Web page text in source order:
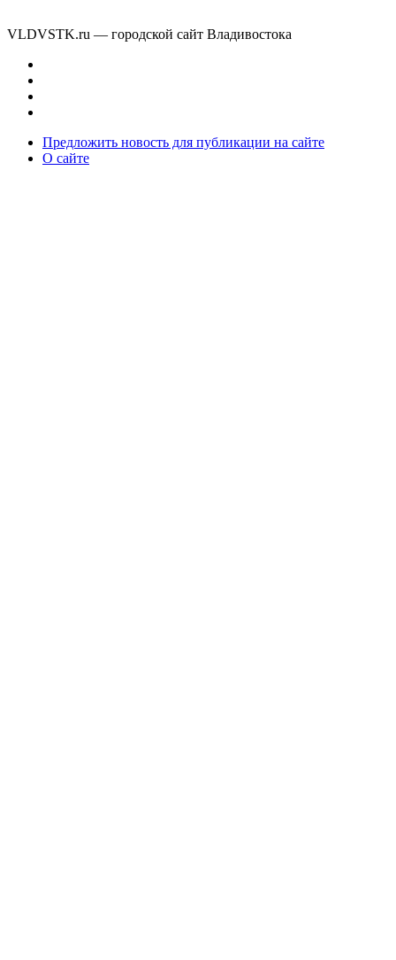
VLDVSTK.ru — городской сайт Владивостока
Предложить новость для публикации на сайте
О сайте